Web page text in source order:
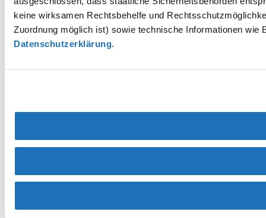
keine wirksamen Rechtsbehelfe und
Zuordnung möglich ist) sowie technische Informationen
Datenschutzerklärung.